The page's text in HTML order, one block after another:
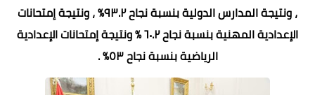
، ونتيجة المدارس الدولية بنسبة نجاح ٩٣.٢% ، ونتيجة إمتحانات
الإعدادية المهنية بنسبة نجاح ٦٠.٢ % ونتيجة إمتحانات الإعدادية
الرياضية بنسبة نجاح ٥٣% .